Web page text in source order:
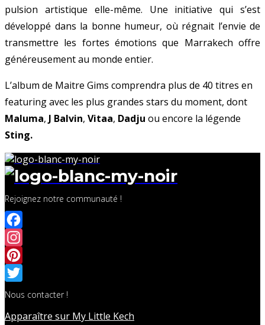
pulsion artistique elle-même. Une initiative qui s’est
développé dans la bonne humeur, où régnait l’envie de
transmettre les fortes émotions que Marrakech offre
généreusement au monde entier.
L’album de Maitre Gims comprendra plus de 40 titres en
featuring avec les plus grandes stars du moment, dont
Maluma, J Balvin, Vitaa, Dadju ou encore la légende
Sting.
Rejoignez notre communauté !
Facebook
Instagram
Pinterest
Twitter
Nous contacter !
Apparaître sur My Little Kech